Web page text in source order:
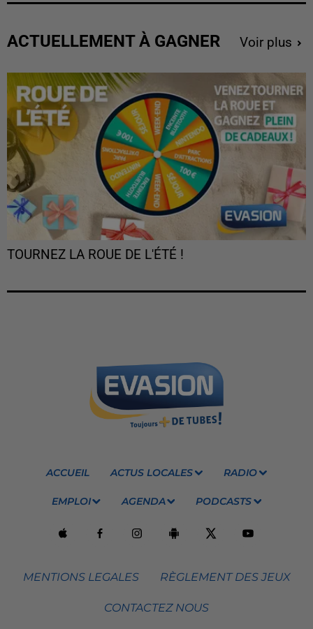
ACTUELLEMENT À GAGNER Voir plus
TOURNEZ LA ROUE DE L'ÉTÉ !
ACCUEIL ACTUS LOCALES RADIO
EMPLOI AGENDA PODCASTS
MENTIONS LEGALES RÈGLEMENT DES JEUX
CONTACTEZ NOUS